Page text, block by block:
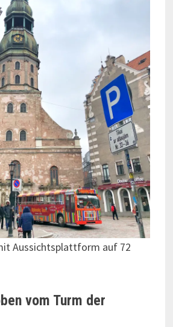
Aussichtsplattform auf 72
vom Turm der